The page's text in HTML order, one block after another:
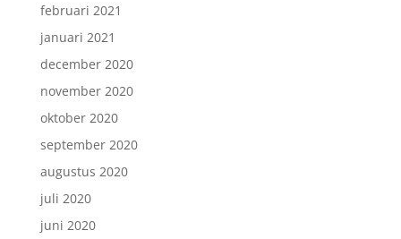
februari 2021
januari 2021
december 2020
november 2020
oktober 2020
september 2020
augustus 2020
juli 2020
juni 2020